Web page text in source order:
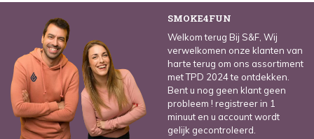
SMOKE4FUN
Welkom terug Bij S&F, Wij
verwelkomen onze klanten van
harte terug om ons assortiment
met TPD 2024 te ontdekken.
Bent u nog geen klant geen
probleem ! registreer in 1
minuut en u account wordt
gelijk gecontroleerd.